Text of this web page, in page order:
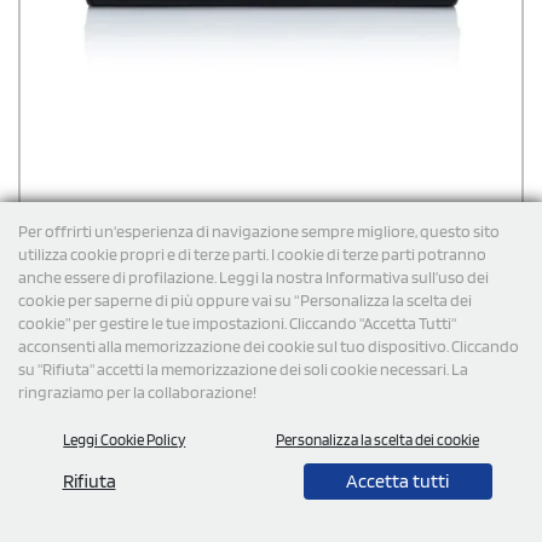
Per offrirti un'esperienza di navigazione sempre migliore, questo sito
utilizza cookie propri e di terze parti. I cookie di terze parti potranno
anche essere di profilazione. Leggi la nostra Informativa sull’uso dei
cookie per saperne di più oppure vai su “Personalizza la scelta dei
cookie” per gestire le tue impostazioni. Cliccando "Accetta Tutti"
acconsenti alla memorizzazione dei cookie sul tuo dispositivo. Cliccando
su "Rifiuta" accetti la memorizzazione dei soli cookie necessari. La
ringraziamo per la collaborazione!
Leggi Cookie Policy Personalizza la scelta dei cookie
Rifiuta Accetta tutti
Portafoglio personalizzato da cameriere Karlowsky
Waiter's Wallet with press stud
Portafoglio personalizzato da cameriere Karlowsky: pratico e
robusto, offre 5 ampi scomparti per banconote e uno scomparto
chi lavora nel settore della ristorazione.
13,88cad. iva esclusa per 100 pz
Spedizione gratuita